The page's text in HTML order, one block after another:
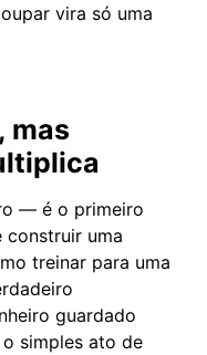
vira só uma
mas
— é o primeiro
construir uma
treinar para uma
guardado
simples ato de